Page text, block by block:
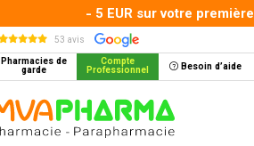
- 5 EUR sur votre
53 avis
Pharmacies de
garde
Compte
Professionnel Besoin d’aide
MVA Pharma Votre pharmacie